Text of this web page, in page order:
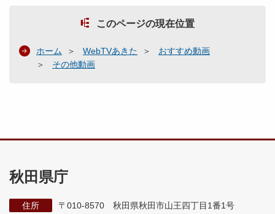
このページの現在位置
ホーム WebTVあきた
おすすめ動画
その他動画
秋田県庁
住所
〒010-8570 秋田県秋田市山王四丁目1番1号